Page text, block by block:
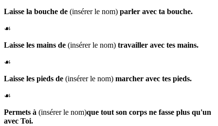
Laisse la bouche de (insérer le nom) parler avec ta bouche.
☙
Laisse les mains de (insérer le nom) travailler avec tes mains.
☙
Laisse les pieds de (insérer le nom) marcher avec tes pieds.
☙
Permets à (insérer le nom)que tout son corps ne fasse plus qu'un
avec Toi.